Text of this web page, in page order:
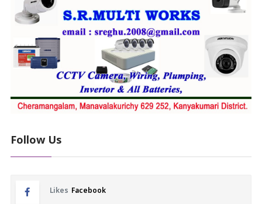
Follow Us
Likes Facebook